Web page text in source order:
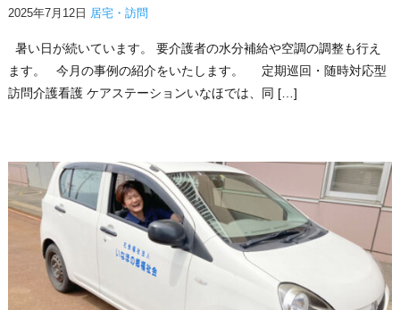
2025年7月12日 居宅・訪問
暑い日が続いています。 要介護者の水分補給や空調の調整も行え
ます。 今月の事例の紹介をいたします。 定期巡回・随時対応型
訪問介護看護 ケアステーションいなほでは、同 […]